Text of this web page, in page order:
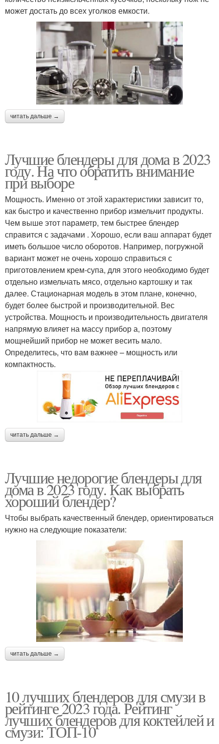
может достать до всех уголков емкости.
читать дальше →
Лучшие блендеры для дома в 2023
году. На что обратить внимание
при выборе
Мощность. Именно от этой характеристики зависит то,
как быстро и качественно прибор измельчит продукты.
Чем выше этот параметр, тем быстрее блендер
справится с задачами . Хорошо, если ваш аппарат будет
иметь большое число оборотов. Например, погружной
вариант может не очень хорошо справиться с
приготовлением крем-супа, для этого необходимо будет
отдельно измельчать мясо, отдельно картошку и так
далее. Стационарная модель в этом плане, конечно,
будет более быстрой и производительной. Вес
устройства. Мощность и производительность двигателя
напрямую влияет на массу прибор а, поэтому
мощнейший прибор не может весить мало.
Определитесь, что вам важнее – мощность или
компактность.
читать дальше →
Лучшие недорогие блендеры для
дома в 2023 году. Как выбрать
хороший блендер?
Чтобы выбрать качественный блендер, ориентироваться
нужно на следующие показатели:
читать дальше →
10 лучших блендеров для смузи в
рейтинге 2023 года. Рейтинг
лучших блендеров для коктейлей и
смузи: ТОП-10